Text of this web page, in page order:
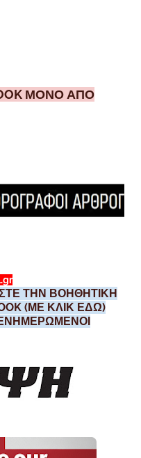
ΜΟΝΟ ΑΠΟ
ΤΗΝ ΒΟΗΘΗΤΙΚΗ
(ΜΕ ΚΛΙΚ ΕΔΩ)